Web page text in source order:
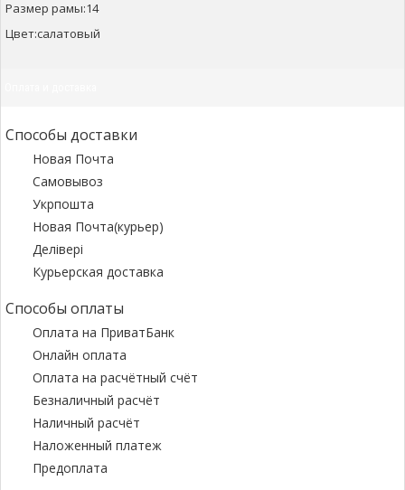
Размер рамы:14
Цвет:салатовый
Способы доставки
Новая Почта
Самовывоз
Укрпошта
Новая Почта(курьер)
Делівері
Курьерская доставка
Способы оплаты
Оплата на ПриватБанк
Онлайн оплата
Оплата на расчётный счёт
Безналичный расчёт
Наличный расчёт
Наложенный платеж
Предоплата